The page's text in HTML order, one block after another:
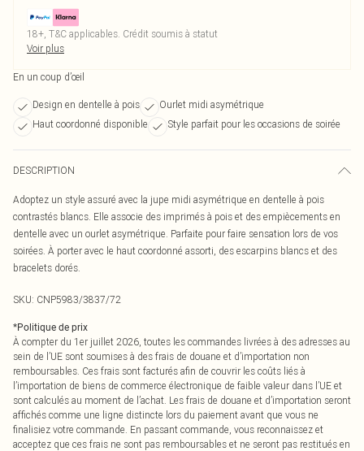
18+, T&C applicables. Crédit soumis à statut
Voir plus
En un coup d’œil
Design en dentelle à pois
Ourlet midi asymétrique
Haut coordonné disponible
Style parfait pour les occasions de soirée
DESCRIPTION
Adoptez un style assuré avec la jupe midi asymétrique en dentelle à pois
contrastés blancs. Elle associe des imprimés à pois et des empiècements en
dentelle avec un ourlet asymétrique. Parfaite pour faire sensation lors de vos
soirées. À porter avec le haut coordonné assorti, des escarpins blancs et des
bracelets dorés.
SKU: CNP5983/3837/72
*Politique de prix
À compter du 1er juillet 2026, toutes les commandes livrées à des adresses au
sein de l’UE sont soumises à des frais de douane et d’importation non
remboursables. Ces frais sont facturés afin de couvrir les coûts liés à
l’importation de biens de commerce électronique de faible valeur dans l’UE et
sont calculés au moment de l’achat. Les frais de douane et d’importation seront
affichés comme une ligne distincte lors du paiement avant que vous ne
finalisiez votre commande. En passant commande, vous reconnaissez et
acceptez que ces frais ne sont pas remboursables et ne seront pas restitués en